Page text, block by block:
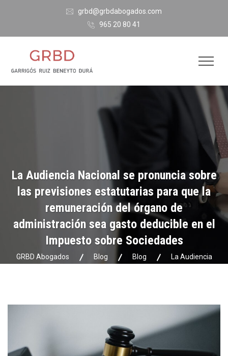
grbd@grbdabogados.com
965 20 80 41
La Audiencia Nacional se pronuncia sobre
las previsiones estatutarias para que la
remuneración del órgano de
administración sea gasto deducible en el
Impuesto sobre Sociedades
GRBD Abogados Blog Blog
La Audiencia